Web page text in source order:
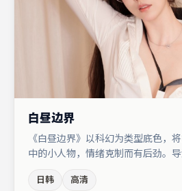
白昼边界
《白昼边界》以科幻为类型底色，
中的小人物，情绪克制而有后劲。
中承担叙事驱动，杨幂、任素汐分
日韩 高清